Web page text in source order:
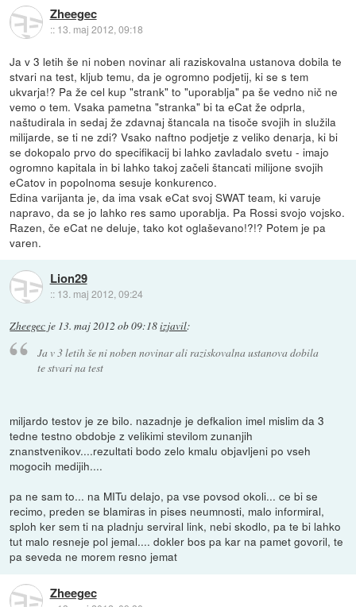
Zheegec
:: 13. maj 2012, 09:18
Ja v 3 letih še ni noben novinar ali raziskovalna ustanova dobila te
stvari na test, kljub temu, da je ogromno podjetij, ki se s tem
ukvarja!? Pa že cel kup "strank" to "uporablja" pa še vedno nič ne
vemo o tem. Vsaka pametna "stranka" bi ta eCat že odprla,
naštudirala in sedaj že zdavnaj štancala na tisoče svojih in služila
milijarde, se ti ne zdi? Vsako naftno podjetje z veliko denarja, ki bi
se dokopalo prvo do specifikacij bi lahko zavladalo svetu - imajo
ogromno kapitala in bi lahko takoj začeli štancati milijone svojih
eCatov in popolnoma sesuje konkurenco.
Edina varijanta je, da ima vsak eCat svoj SWAT team, ki varuje
napravo, da se jo lahko res samo uporablja. Pa Rossi svojo vojsko.
Razen, če eCat ne deluje, tako kot oglaševano!?!? Potem je pa
varen.
Lion29
:: 13. maj 2012, 09:24
Zheegec je 13. maj 2012 ob 09:18izjavil:
Ja v 3 letih še ni noben novinar ali raziskovalna ustanova dobila
te stvari na test
miljardo testov je ze bilo. nazadnje je defkalion imel mislim da 3
tedne testno obdobje z velikimi stevilom zunanjih
znanstvenikov....rezultati bodo zelo kmalu objavljeni po vseh
mogocih medijih....
pa ne sam to... na MITu delajo, pa vse povsod okoli... ce bi se
recimo, preden se blamiras in pises neumnosti, malo informiral,
sploh ker sem ti na pladnju serviral link, nebi skodlo, pa te bi lahko
tut malo resneje pol jemal.... dokler bos pa kar na pamet govoril, te
pa seveda ne morem resno jemat
Zheegec